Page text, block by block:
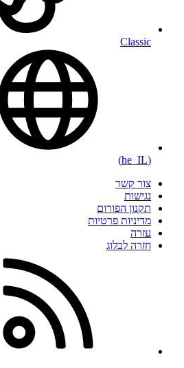
Classic
(he_IL)
צור קשר
נגישות
תקנון הפורום
מדיניות פרטיות
עזרה
חזרה לבלוג